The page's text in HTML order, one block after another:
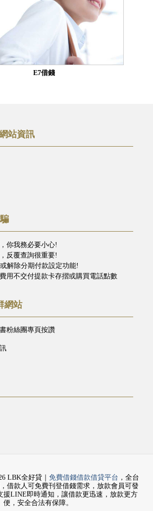
E7借錢
站資訊
你我務必要小心!
反覆查詢很重要!
解除分期付款設定功能!
用不交付提款卡存摺或購買電話點數
網站
粉絲團專頁按讚
LBK全好貸｜ 免費借錢借款借貸平台 ，全台
借款人可免費刊登借錢需求，放款會員可發
援LINE即時通知，讓借款更迅速，放款更方
便，安全合法有保障。